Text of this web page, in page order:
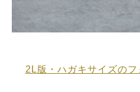
2L版・ハガキサイズの